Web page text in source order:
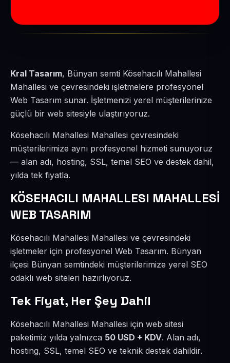
Kral Tasarım, Bünyan semti Kösehacılı Mahallesi
Mahallesi ve çevresindeki işletmelere profesyonel
Web Tasarım sunar. İşletmenizi yerel müşterilerinize
güçlü bir web sitesiyle ulaştırıyoruz.
Kösehacılı Mahallesi Mahallesi çevresindeki
müşterilerimize aynı profesyonel hizmeti sunuyoruz
— alan adı, hosting, SSL, temel SEO ve destek dahil,
yılda tek fiyatla.
KÖSEHACILI MAHALLESI MAHALLESİ
WEB TASARIM
Kösehacılı Mahallesi Mahallesi ve çevresindeki
işletmeler için profesyonel Web Tasarım. Bünyan
ilçesi Bünyan semtindeki müşterilerimize yerel SEO
odaklı web siteleri hazırlıyoruz.
Tek Fiyat, Her Şey Dahil
Kösehacılı Mahallesi Mahallesi için web sitesi
paketimiz yılda yalnızca 50 USD + KDV. Alan adı,
hosting, SSL, temel SEO ve teknik destek dahildir.